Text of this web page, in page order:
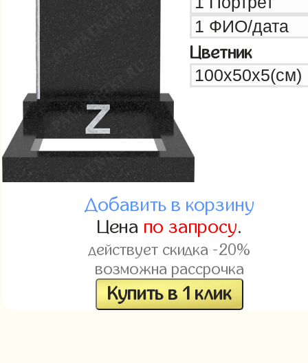
Цветник
Добавить в корзину
Цена по запросу.
действует скидка -20%
возможна рассрочка
Купить в 1 клик